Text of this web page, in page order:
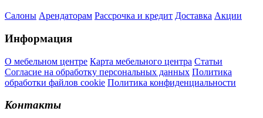
Салоны Арендаторам Рассрочка и кредит Доставка Акции
Информация
О мебельном центре Карта мебельного центра Статьи
Согласие на обработку персональных данных Политика
обработки файлов cookie Политика конфиденциальности
Контакты